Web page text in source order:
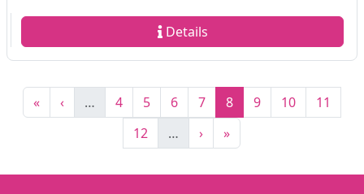
Details
Pagination
Première page
« Page précédente
‹ … Page
4 Page
5 Page
6 Page
7 Page
8 Page
9 Page
10 Page
11
Page
12 … Page suivante
› Dernière page
»